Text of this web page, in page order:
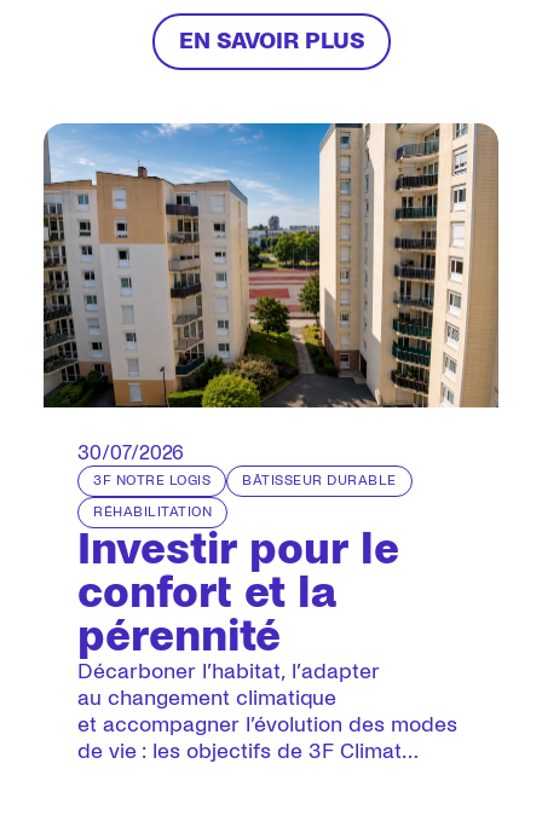
EN SAVOIR PLUS
30/07/2026
3F NOTRE LOGIS
BÂTISSEUR DURABLE
RÉHABILITATION
Investir pour le
confort et la
pérennité
Décarboner l’habitat, l’adapter
au changement climatique
et accompagner l’évolution des modes
de vie : les objectifs de 3F Climat